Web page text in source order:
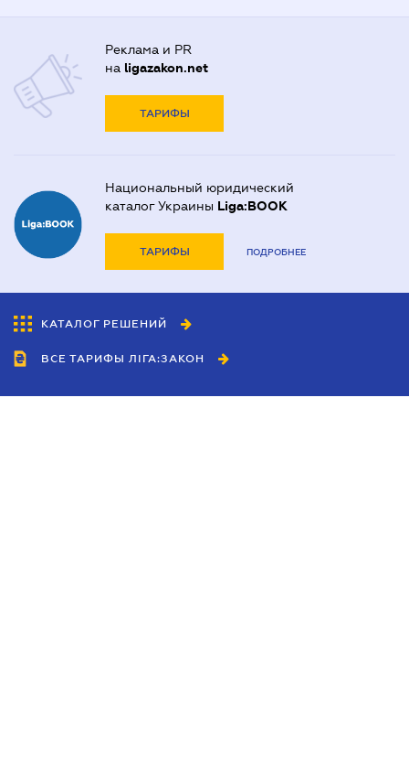
Реклама и PR
на ligazakon.net
ТАРИФЫ
Национальный юридический
каталог Украины Liga:BOOK
ТАРИФЫ ПОДРОБНЕЕ
КАТАЛОГ РЕШЕНИЙ
ВСЕ ТАРИФЫ ЛІГА:ЗАКОН